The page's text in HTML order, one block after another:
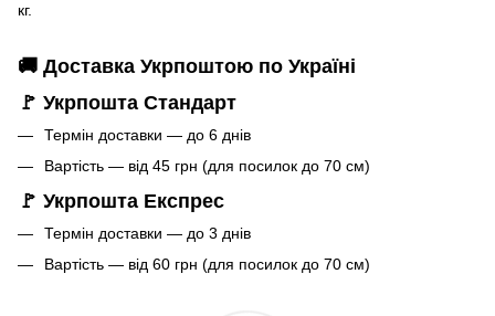
кг.
🚚 Доставка Укрпоштою по Україні
🚩 Укрпошта Стандарт
Термін доставки — до 6 днів
Вартість — від 45 грн (для посилок до 70 см)
🚩 Укрпошта Експрес
Термін доставки — до 3 днів
Вартість — від 60 грн (для посилок до 70 см)